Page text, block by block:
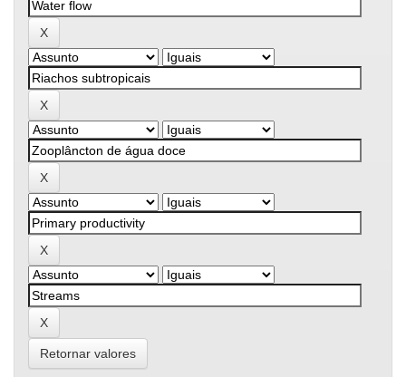
Retornar valores